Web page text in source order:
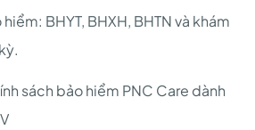
BHYT, BHXH, BHTN và khám
sách bảo hiểm PNC Care dành